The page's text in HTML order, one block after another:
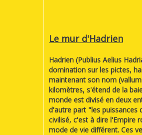
Le mur d'Hadrien
Hadrien (Publius Aelius
domination sur les pictes,
maintenant son nom
kilomètres, s'étend de la
monde est divisé en deux
d'autre part "les puissances
civilisé, c'est à dire l'Empire
mode de vie différent. Ces